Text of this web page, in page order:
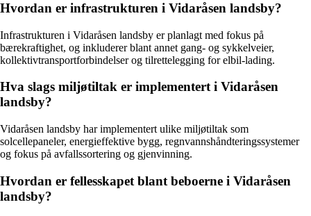
Hvordan er infrastrukturen i Vidaråsen landsby?
Infrastrukturen i Vidaråsen landsby er planlagt med fokus på
bærekraftighet, og inkluderer blant annet gang- og sykkelveier,
kollektivtransportforbindelser og tilrettelegging for elbil-lading.
Hva slags miljøtiltak er implementert i Vidaråsen
landsby?
Vidaråsen landsby har implementert ulike miljøtiltak som
solcellepaneler, energieffektive bygg, regnvannshåndteringssystemer
og fokus på avfallssortering og gjenvinning.
Hvordan er fellesskapet blant beboerne i Vidaråsen
landsby?